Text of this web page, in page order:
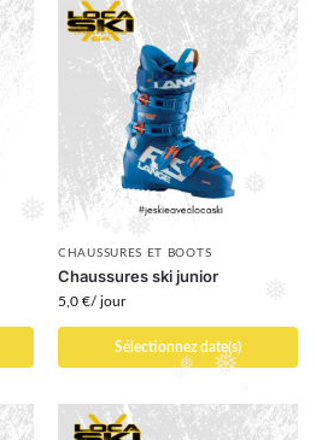
❅
❅
❅
❅
❅
❅
❅
❅
❅
CHAUSSURES ET BOOTS
Chaussures ski junior
5,0 €/ jour
Sélectionnez date(s)